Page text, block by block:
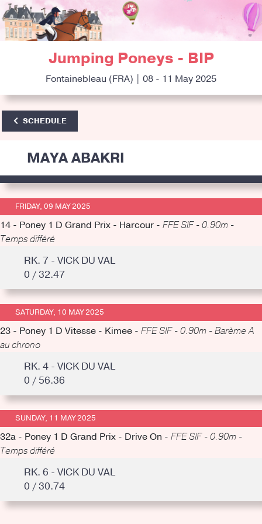
Jumping Poneys - BIP
Fontainebleau (FRA) | 08 - 11 May 2025
SCHEDULE
MAYA ABAKRI
FRIDAY, 09 MAY 2025
14 - Poney 1 D Grand Prix - Harcour - FFE SIF - 0.90m -
Temps différé
RK. 7 - VICK DU VAL
0 / 32.47
SATURDAY, 10 MAY 2025
23 - Poney 1 D Vitesse - Kimee - FFE SIF - 0.90m - Barème A
au chrono
RK. 4 - VICK DU VAL
0 / 56.36
SUNDAY, 11 MAY 2025
32a - Poney 1 D Grand Prix - Drive On - FFE SIF - 0.90m -
Temps différé
RK. 6 - VICK DU VAL
0 / 30.74